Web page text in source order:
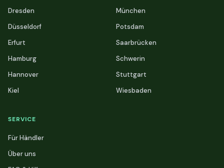
Dresden
Düsseldorf
Erfurt
Hamburg
Hannover
Kiel
München
Potsdam
Saarbrücken
Schwerin
Stuttgart
Wiesbaden
SERVICE
Für Händler
Über uns